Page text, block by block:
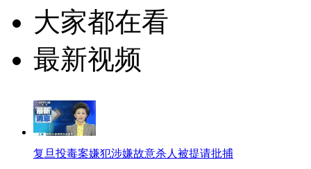
大家都在看
最新视频
复旦投毒案嫌犯涉嫌故意杀人被提请批捕